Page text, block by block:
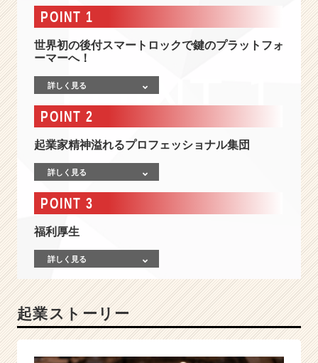
会
社
o
T
ン
で
未
来
作
ろ
う
B
POINT 1
世界初の後付スマートロックで鍵のプラットフォ
ーマーへ！
詳しく見る
POINT 2
起業家精神溢れるプロフェッショナル集団
詳しく見る
POINT 3
福利厚生
詳しく見る
起業ストーリー